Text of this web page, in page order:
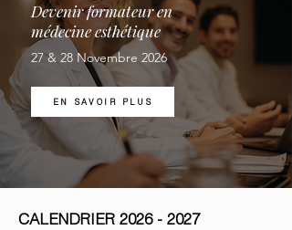
Devenir formateur en
médecine esthétique
27 & 28 Novembre 2026
EN SAVOIR PLUS
CALENDRIER 2026 - 2027